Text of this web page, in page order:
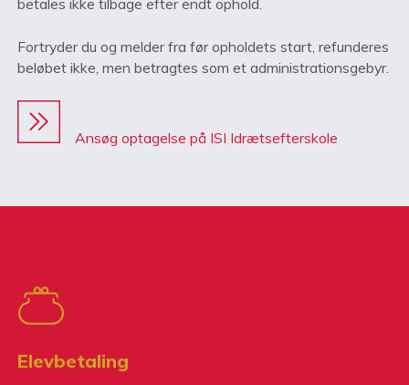
betales ikke tilbage efter endt ophold.
Fortryder du og melder fra før opholdets start, refunderes
beløbet ikke, men betragtes som et administrationsgebyr.
Ansøg optagelse på ISI Idrætsefterskole
Elevbetaling